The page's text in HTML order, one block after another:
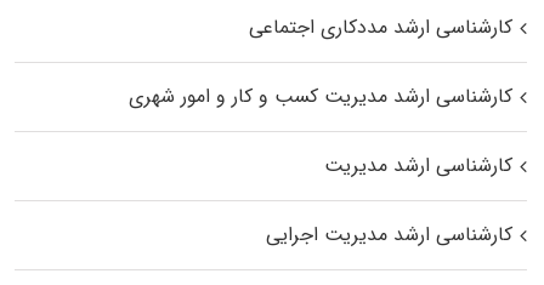
کارشناسی ارشد مددکاری اجتماعی
کارشناسی ارشد مدیریت کسب و کار و امور شهری
کارشناسی ارشد مدیریت
کارشناسی ارشد مدیریت اجرایی